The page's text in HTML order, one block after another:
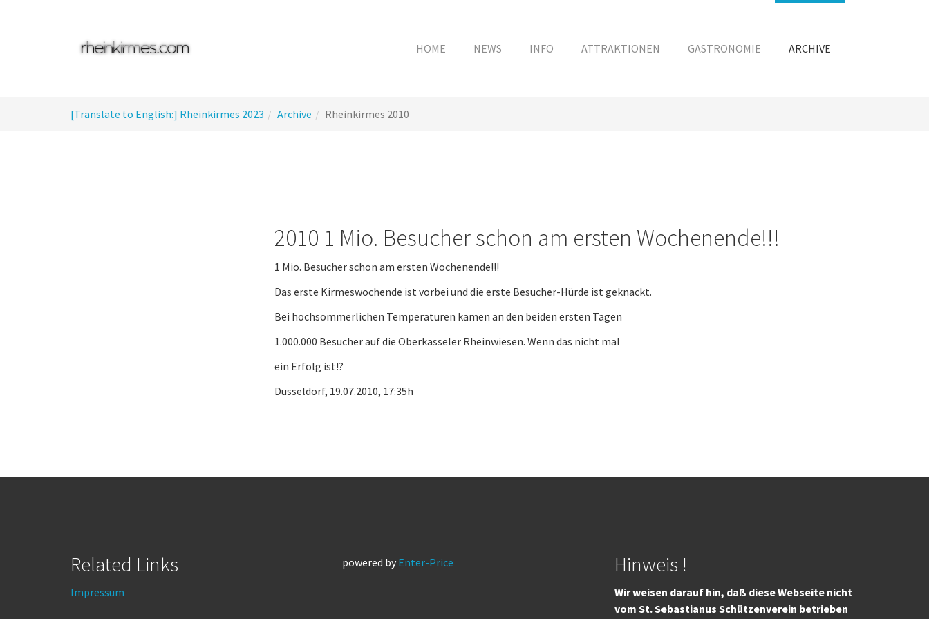
HOME NEWS INFO ATTRAKTIONEN GASTRONOMIE ARCHIVE
are
[Translate to English:] Rheinkirmes 2023 Archive Rheinkirmes 2010
2010 1 Mio. Besucher schon am ersten Wochenende!!!
1 Mio. Besucher schon am ersten Wochenende!!!
Das erste Kirmeswochende ist vorbei und die erste Besucher-Hürde ist geknackt.
Bei hochsommerlichen Temperaturen kamen an den beiden ersten Tagen
1.000.000 Besucher auf die Oberkasseler Rheinwiesen. Wenn das nicht mal
ein Erfolg ist!?
Düsseldorf, 19.07.2010, 17:35h
Related Links
Impressum
powered by Enter-Price Hinweis !
Wir weisen darauf hin, daß diese Webseite nicht
vom St. Sebastianus Schützenverein betrieben